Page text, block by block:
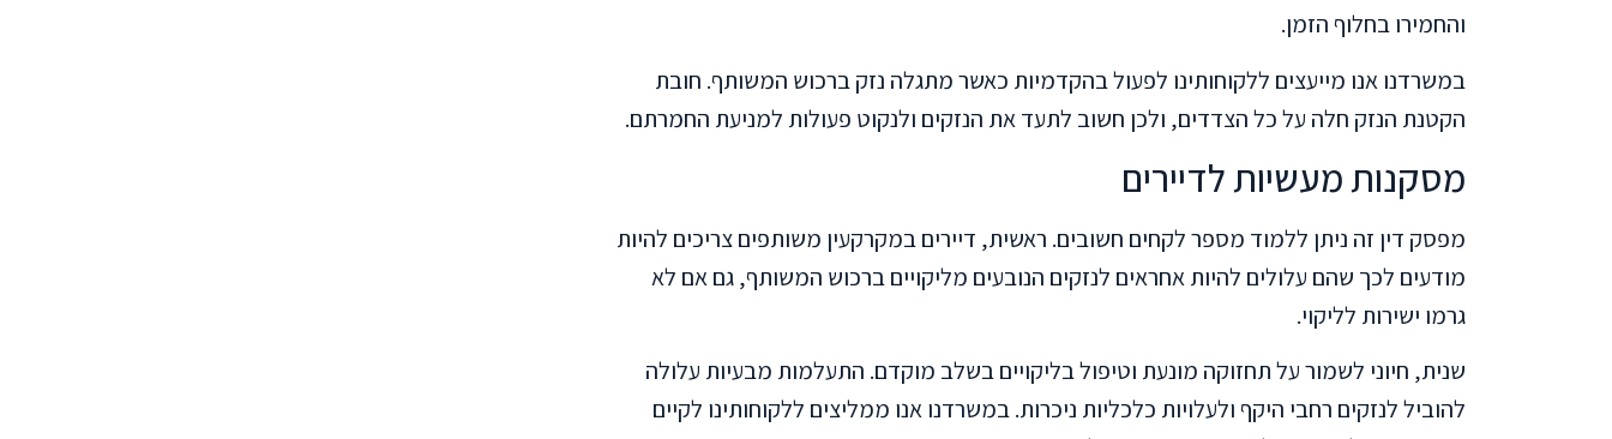
והחמירו בחלוף הזמן.
במשרדנו אנו מייעצים ללקוחותינו לפעול בהקדמיות כאשר מתגלה נזק ברכוש המשותף. חובת
הקטנת הנזק חלה על כל הצדדים, ולכן חשוב לתעד את הנזקים ולנקוט פעולות למניעת החמרתם.
מסקנות מעשיות לדיירים
מפסק דין זה ניתן ללמוד מספר לקחים חשובים. ראשית, דיירים במקרקעין משותפים צריכים להיות
מודעים לכך שהם עלולים להיות אחראים לנזקים הנובעים מליקויים ברכוש המשותף, גם אם לא
גרמו ישירות לליקוי.
שנית, חיוני לשמור על תחזוקה מונעת וטיפול בליקויים בשלב מוקדם. התעלמות מבעיות עלולה
להוביל לנזקים רחבי היקף ולעלויות כלכליות ניכרות. במשרדנו אנו ממליצים ללקוחותינו לקיים